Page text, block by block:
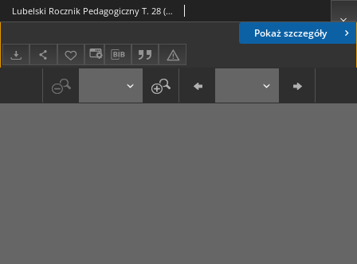
Pokaż szczegóły
Lubelski Rocznik Pedagogiczny T. 28 (2009)